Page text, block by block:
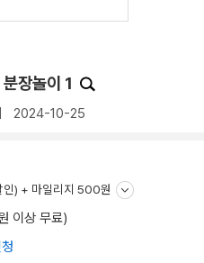
장놀이 1
2024-10-25
인) + 마일리지 500원
이상 무료)